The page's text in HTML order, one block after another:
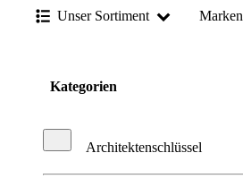
Unser Sortiment Marken
Kategorien
Architektenschlüssel